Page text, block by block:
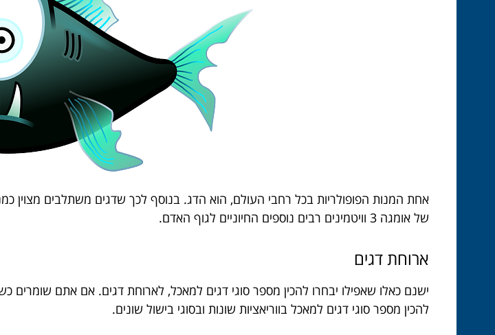
אחת המנות הפופולריות בכל רחבי העולם, הוא הדג. בנוסף לכך שדגים משתלבים מצוין
של אומגה 3 וויטמינים רבים נוספים החיוניים לגוף האדם.
ארוחת דגים
ישנם כאלו שאפילו יבחרו להכין מספר סוגי דגים למאכל, לארוחת דגים. אם אתם שומרים
להכין מספר סוגי דגים למאכל בווריאציות שונות ובסוגי בישול שונים.